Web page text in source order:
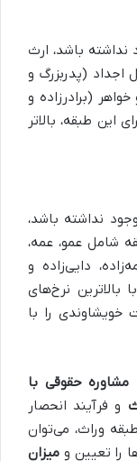
باشد، ارث
(پدربزرگ و
خواهر (برادرزاده و
این طبقه، بالاتر
نداشته باشد،
شامل عمو، عمه،
دایی‌زاده و
نرخ‌های
خویشاوندی را با
مشاوره حقوقی با
و فرآیند انحصار
وراث، می‌توان
را تعیین و میزان